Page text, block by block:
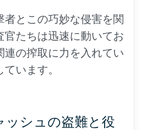
者とこの巧妙な侵害を関
たちは迅速に動いてお
連の搾取に力を入れてい
います。
ッシュの盗難と役